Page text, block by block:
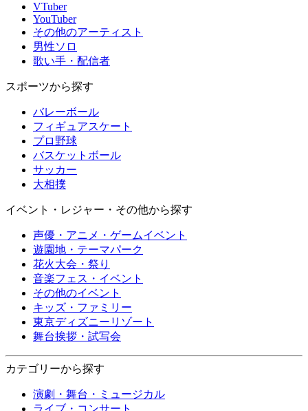
VTuber
YouTuber
その他のアーティスト
男性ソロ
歌い手・配信者
スポーツから探す
バレーボール
フィギュアスケート
プロ野球
バスケットボール
サッカー
大相撲
イベント・レジャー・その他から探す
声優・アニメ・ゲームイベント
遊園地・テーマパーク
花火大会・祭り
音楽フェス・イベント
その他のイベント
キッズ・ファミリー
東京ディズニーリゾート
舞台挨拶・試写会
カテゴリーから探す
演劇・舞台・ミュージカル